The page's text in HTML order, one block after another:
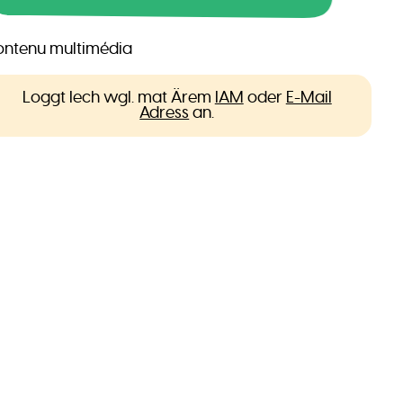
multimédia
Loggt Iech wgl. mat Ärem IAM oder E-Mail
Adress an.